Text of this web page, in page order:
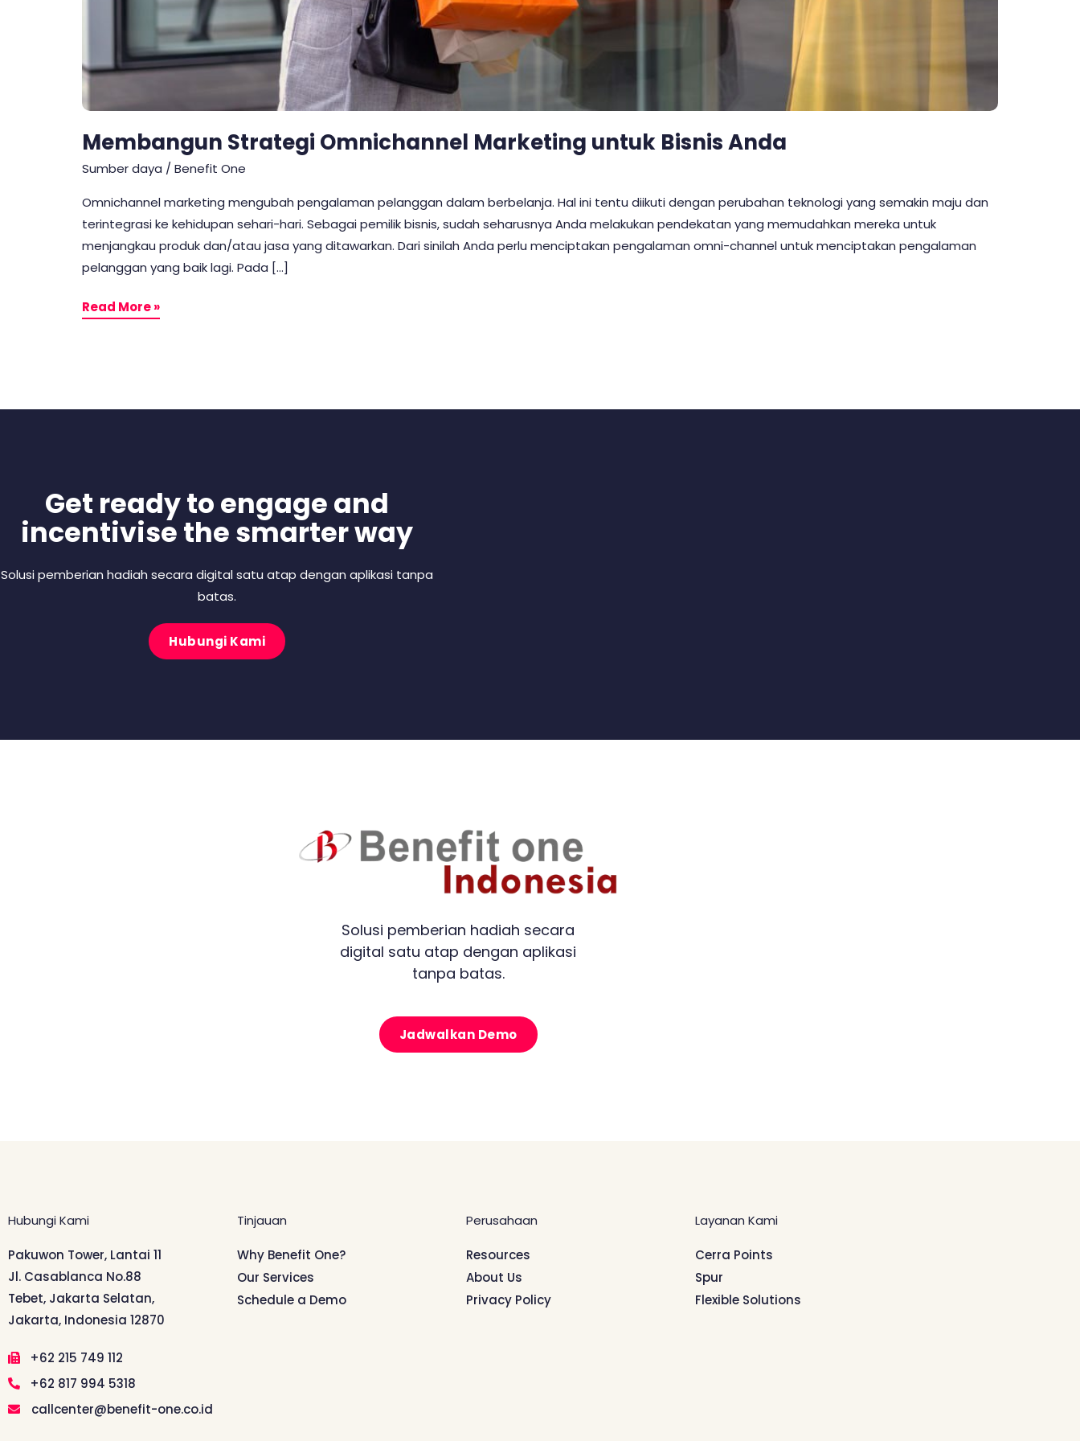
Membangun Strategi Omnichannel Marketing untuk Bisnis Anda
Sumber daya / Benefit One
Omnichannel marketing mengubah pengalaman pelanggan dalam berbelanja. Hal ini tentu diikuti dengan perubahan teknologi yang semakin maju dan
terintegrasi ke kehidupan sehari-hari. Sebagai pemilik bisnis, sudah seharusnya Anda melakukan pendekatan yang memudahkan mereka untuk
menjangkau produk dan/atau jasa yang ditawarkan. Dari sinilah Anda perlu menciptakan pengalaman omni-channel untuk menciptakan pengalaman
pelanggan yang baik lagi. Pada […]
Read More »
Get ready to engage and
incentivise the smarter way
Solusi pemberian hadiah secara digital satu atap dengan aplikasi tanpa
batas.
Hubungi Kami
Solusi pemberian hadiah secara
digital satu atap dengan aplikasi
tanpa batas.
Jadwalkan Demo
Hubungi Kami
Pakuwon Tower, Lantai 11
Jl. Casablanca No.88
Tebet, Jakarta Selatan,
Jakarta, Indonesia 12870
+62 215 749 112
+62 817 994 5318
callcenter@benefit-one.co.id
Tinjauan
Why Benefit One?
Our Services
Schedule a Demo
Perusahaan
Resources
About Us
Privacy Policy
Layanan Kami
Cerra Points
Spur
Flexible Solutions